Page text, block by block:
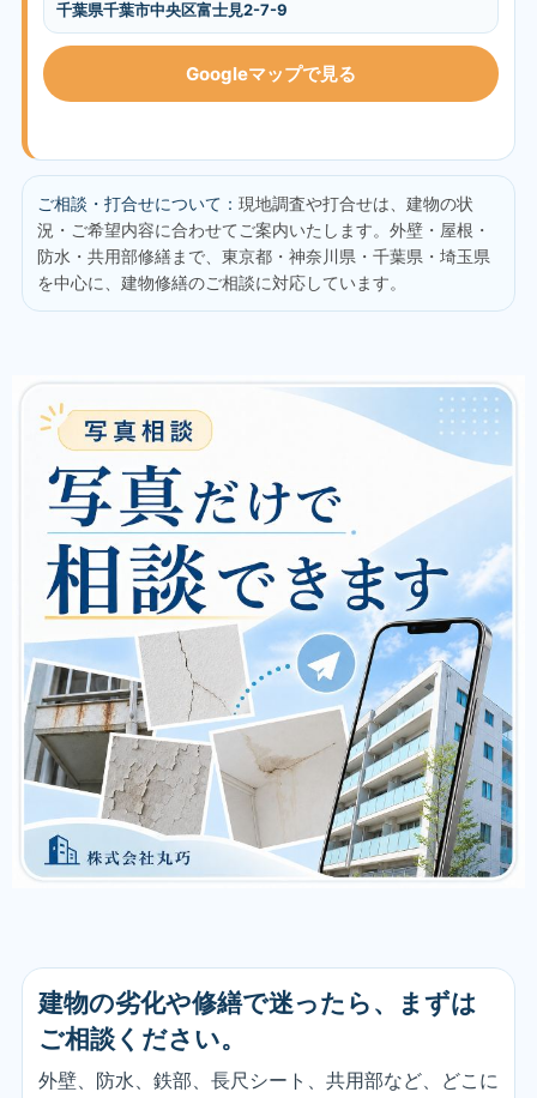
千葉県千葉市中央区富士見2-7-9
Googleマップで見る
ご相談・打合せについて： 現地調査や打合せは、建物の状
況・ご希望内容に合わせてご案内いたします。外壁・屋根・
防水・共用部修繕まで、東京都・神奈川県・千葉県・埼玉県
を中心に、建物修繕のご相談に対応しています。
建物の劣化や修繕で迷ったら、まずは
ご相談ください。
外壁、防水、鉄部、長尺シート、共用部など、どこに